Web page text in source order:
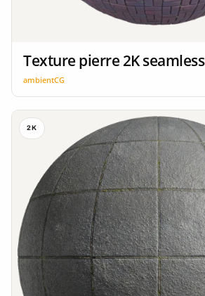
Texture pierre 2K seamless
ambientCG
2K